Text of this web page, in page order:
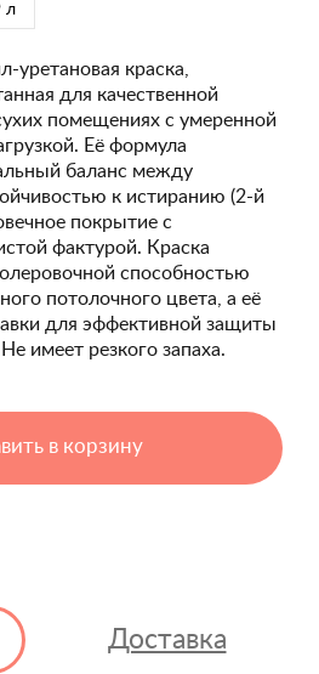
л
уретановая краска,
для качественной
помещениях с умеренной
Её формула
баланс между
к истиранию (2-й
покрытие с
фактурой. Краска
способностью
потолочного цвета, а её
для эффективной защиты
имеет резкого запаха.
в корзину
Доставка